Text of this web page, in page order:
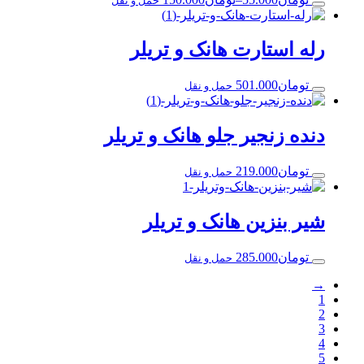
رله استارت هانک و تریلر
تومان501.000 حمل و نقل
دنده زنجیر جلو هانک و تریلر
تومان219.000 حمل و نقل
شیر بنزین هانک و تریلر
تومان285.000 حمل و نقل
→
1
2
3
4
5